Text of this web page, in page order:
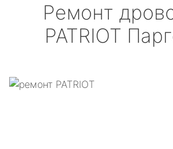
Ремонт
PATRIOT